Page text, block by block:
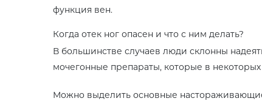
функция вен.
Когда отек ног опасен и что с ним делать?
В большинстве случаев люди склонны
мочегонные препараты, которые в некоторых
Можно выделить основные